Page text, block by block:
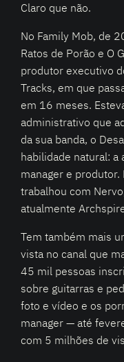
Claro que não.
No Family Mob, de
Ratos de Porão e O
produtor executivo
Tracks, em que
em 16 meses.
administrativo que
da sua banda, o
habilidade natural: a
manager e
trabalhou com
atualmente
Tem também mais
vista no canal que
45 mil pessoas
sobre guitarras e
foto e vídeo e os
manager — até
com 5 milhões de